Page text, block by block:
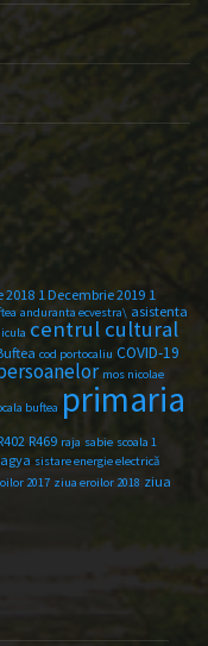
2018 1 Decembrie 2019 1
anduranta ecvestra\ asistenta
centrul cultural
cod portocaliu COVID-19
mos nicolae
buftea primaria
R469 raja sabie scoala 1
sistare energie electrică
2017 ziua eroilor 2018 ziua